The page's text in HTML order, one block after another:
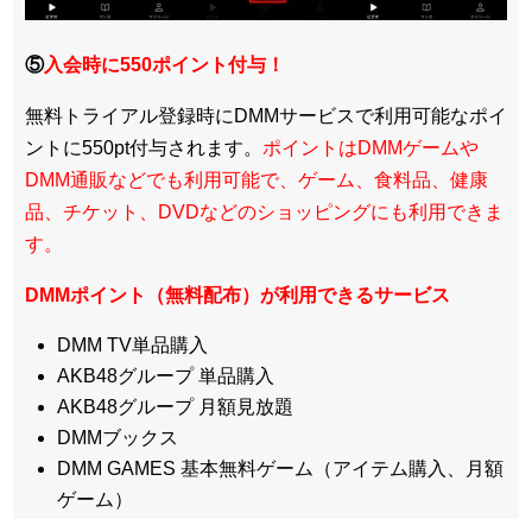
⑤入会時に550ポイント付与！
無料トライアル登録時にDMMサービスで利用可能なポイ
ントに550pt付与されます。 ポイントはDMMゲームや
DMM通販などでも利用可能で、ゲーム、食料品、健康
品、チケット、DVDなどのショッピングにも利用できま
す。
DMMポイント（無料配布）が利用できるサービス
DMM TV単品購入
AKB48グループ 単品購入
AKB48グループ 月額見放題
DMMブックス
DMM GAMES 基本無料ゲーム（アイテム購入、月額
ゲーム）